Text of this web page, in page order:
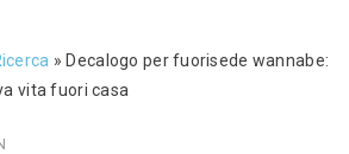
» Decalogo per fuorisede wannabe:
vita fuori casa